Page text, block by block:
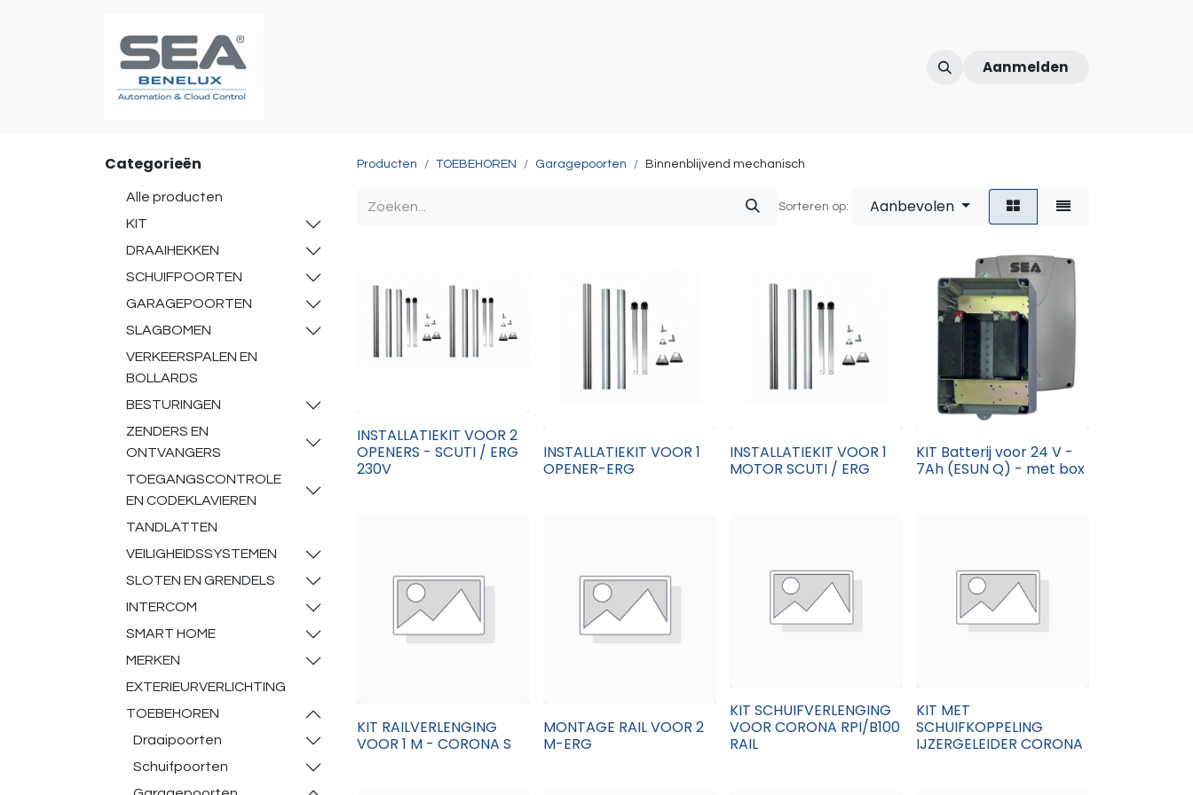
Over ons Afspraak
Aanmelden
Categorieën
Alle producten
KIT
DRAAIHEKKEN
SCHUIFPOORTEN
GARAGEPOORTEN
SLAGBOMEN
VERKEERSPALEN EN
BOLLARDS
BESTURINGEN
ZENDERS EN
ONTVANGERS
TOEGANGSCONTROLE
EN CODEKLAVIEREN
TANDLATTEN
VEILIGHEIDSSYSTEMEN
SLOTEN EN GRENDELS
INTERCOM
SMART HOME
MERKEN
EXTERIEURVERLICHTING
TOEBEHOREN
Draaipoorten
Schuifpoorten
Producten TOEBEHOREN Garagepoorten Binnenblijvend mechanisch
Sorteren op: Aanbevolen
INSTALLATIEKIT VOOR 2
OPENERS - SCUTI / ERG
230V
INSTALLATIEKIT VOOR 1
OPENER-ERG
INSTALLATIEKIT VOOR 1
MOTOR SCUTI / ERG
KIT Batterij voor 24 V -
7Ah (ESUN Q) - met box
KIT RAILVERLENGING
VOOR 1 M - CORONA S
MONTAGE RAIL VOOR 2
M-ERG
KIT SCHUIFVERLENGING
VOOR CORONA RPI/B100
RAIL
KIT MET
SCHUIFKOPPELING
IJZERGELEIDER CORONA